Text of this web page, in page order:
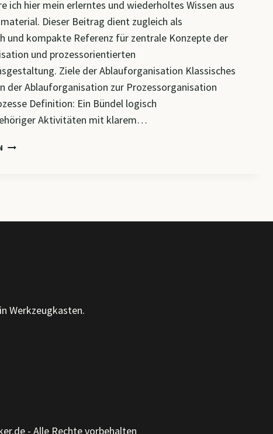
ich hier mein erlerntes und wiederholtes Wissen aus
Dieser Beitrag dient zugleich als
und kompakte Referenz für zentrale Konzepte der
und prozessorientierten
Ziele der Ablauforganisation Klassisches
der Ablauforganisation zur Prozessorganisation
Definition: Ein Bündel logisch
Aktivitäten mit klarem…
CM6
Werkzeugkasten.
- Alle Rechte vorbehalten